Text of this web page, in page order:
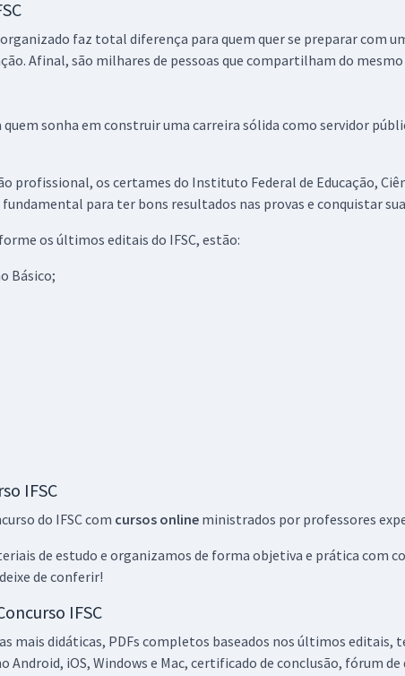
faz total diferença para quem quer se preparar com
Afinal, são milhares de pessoas que compartilham do
quem sonha em construir uma carreira sólida como servidor
profissional, os certames do Instituto Federal de Educação,
para ter bons resultados nas provas e conquistar
os últimos editais do IFSC, estão:
Básico;
IFSC
do IFSC com cursos online ministrados por professores
de estudo e organizamos de forma objetiva e prática com
de conferir!
IFSC
mais didáticas, PDFs completos baseados nos últimos editais,
iOS, Windows e Mac, certificado de conclusão, fórum